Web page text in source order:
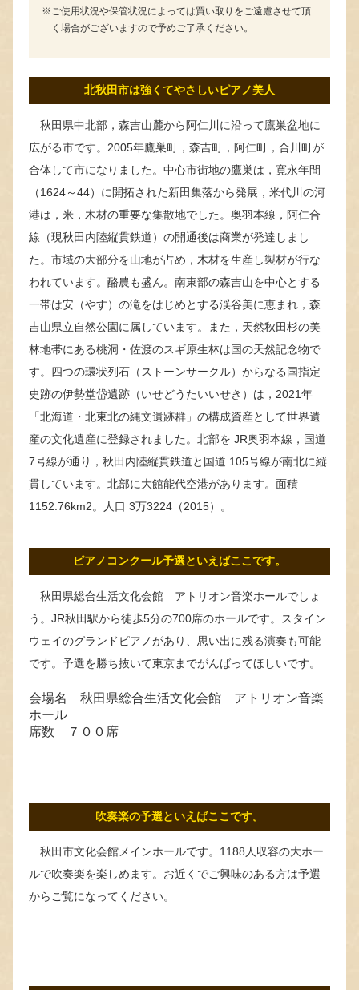
ご使用状況や保管状況によっては買い取りをご遠慮させて頂
く場合がございますので予めご了承ください。
北秋田市は強くてやさしいピアノ美人
秋田県中北部，森吉山麓から阿仁川に沿って鷹巣盆地に
広がる市です。2005年鷹巣町，森吉町，阿仁町，合川町が
合体して市になりました。中心市街地の鷹巣は，寛永年間
（1624～44）に開拓された新田集落から発展，米代川の河
港は，米，木材の重要な集散地でした。奥羽本線，阿仁合
線（現秋田内陸縦貫鉄道）の開通後は商業が発達しまし
た。市域の大部分を山地が占め，木材を生産し製材が行な
われています。酪農も盛ん。南東部の森吉山を中心とする
一帯は安（やす）の滝をはじめとする渓谷美に恵まれ，森
吉山県立自然公園に属しています。また，天然秋田杉の美
林地帯にある桃洞・佐渡のスギ原生林は国の天然記念物で
す。四つの環状列石（ストーンサークル）からなる国指定
史跡の伊勢堂岱遺跡（いせどうたいいせき）は，2021年
「北海道・北東北の縄文遺跡群」の構成資産として世界遺
産の文化遺産に登録されました。北部を JR奥羽本線，国道
7号線が通り，秋田内陸縦貫鉄道と国道 105号線が南北に縦
貫しています。北部に大館能代空港があります。面積
1152.76km2。人口 3万3224（2015）。
ピアノコンクール予選といえばここです。
秋田県総合生活文化会館 アトリオン音楽ホールでしょ
う。JR秋田駅から徒歩5分の700席のホールです。スタイン
ウェイのグランドピアノがあり、思い出に残る演奏も可能
です。予選を勝ち抜いて東京までがんばってほしいです。
会場名 秋田県総合生活文化会館 アトリオン音楽
ホール
席数 ７００席
吹奏楽の予選といえばここです。
秋田市文化会館メインホールです。1188人収容の大ホー
ルで吹奏楽を楽しめます。お近くでご興味のある方は予選
からご覧になってください。